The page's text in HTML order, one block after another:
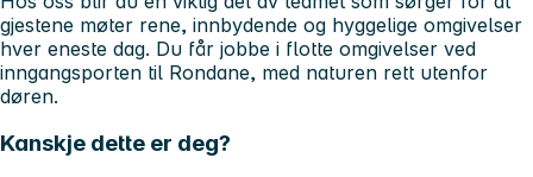
gjestene møter rene, innbydende og hyggelige omgivelser
hver eneste dag. Du får jobbe i flotte omgivelser ved
inngangsporten til Rondane, med naturen rett utenfor
døren.
Kanskje dette er deg?